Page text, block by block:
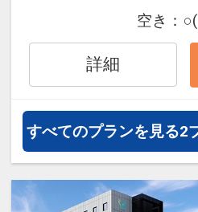
フライトは、安
JALグループ）
ル50%貯まります
オプションでレ
通・体験プラン
約）が可能なプ
空き： ○
詳細
すべてのプランを見る2